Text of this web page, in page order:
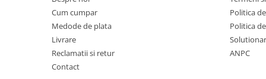
Fluturi-Pasari-Animale
Cum cumpar
Medode de plata
Livrare
Reclamatii si retur
Contact
Politica
Politica
ANPC